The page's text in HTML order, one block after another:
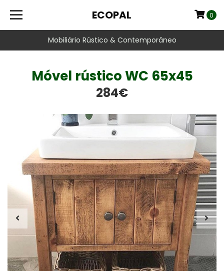
Mobiliário Rústico & Contemporâneo
ECOPAL 0
Móvel rústico WC 65x45
284€